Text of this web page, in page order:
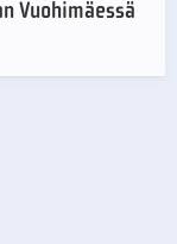
Vuohimäessä